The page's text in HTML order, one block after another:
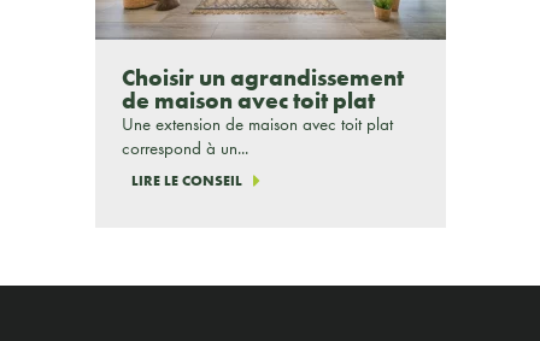
Choisir un agrandissement
de maison avec toit plat
Une extension de maison avec toit plat
correspond à un...
LIRE LE CONSEIL